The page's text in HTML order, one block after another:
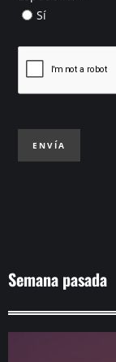
Sí
ENVÍA
Semana pasada